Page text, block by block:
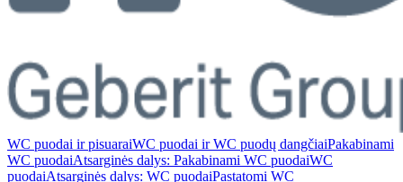
WC puodai ir pisuaraiWC puodai ir WC puodų dangčiaiPakabinami
WC puodaiAtsarginės dalys: Pakabinami WC puodaiWC
puodaiAtsarginės dalys: WC puodaiPastatomi WC